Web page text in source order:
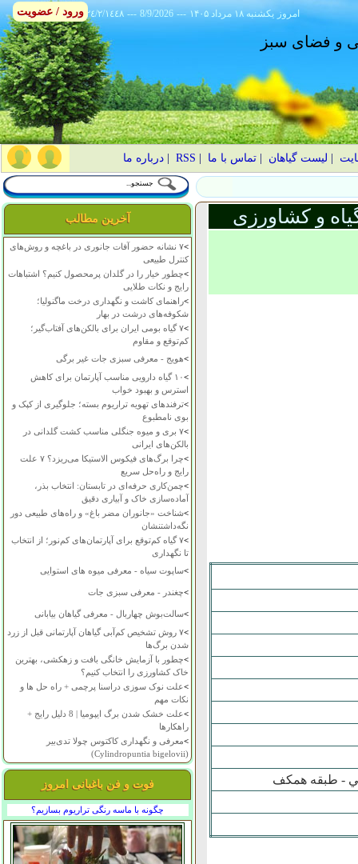
٢٤/٢/١٤٤٨ --- 8/9/2026 --- ۱۴۰۵ يکشنبه ۱۸ مرداد امروز
و فضای سبز
لیست گیاهان |تماس با ما RSS
|درباره ما
آخرین مطالب
>
۷ نشانه حضور آفات جانوری در باغچه و روش‌های
کنترل طبیعی
>چطور خیار را در گلدان پرمحصول کنیم؟ اشتباهات
رایج و نکات طلایی
>راهنمای کاشت و نگهداری درخت ماگنولیا؛
شکوفه‌های درشت در بهار
>
۷ گیاه بومی ایران برای بالکن‌های آفتاب‌گیر؛
کم‌توقع و مقاوم
>هویج - معرفی سبزی جات غیر برگی
>
۱۰ گیاه دارویی مناسب آپارتمان برای کاهش
استرس و بهبود خواب
>ترفندهای تهویه تراریوم بسته؛ جلوگیری از کپک و
بوی نامطبوع
>
۷ بری و میوه جنگلی مناسب کشت گلدانی در
بالکن‌های ایرانی
>
چرا برگ‌های فیکوس الاستیکا می‌ریزد؟ ۷ علت
رایج و راه‌حل سریع
>چمن‌کاری حرفه‌ای در تابستان: انتخاب بذر،
آماده‌سازی خاک و آبیاری دقیق
>شناخت «جانوران مضر باغ» و راه‌های طبیعی دور
نگه‌داشتنشان
>
۷ گیاه کم‌توقع برای آپارتمان‌های کم‌نور؛ از انتخاب
تا نگهداری
>ساپوت سیاه - معرفی میوه های استوایی
>چغندر - معرفی سبزی جات
>سالت‌بوش چهاربال - معرفی گیاهان بیابانی
>
۷ روش تشخیص کم‌آبی گیاهان آپارتمانی قبل از زرد
شدن برگ‌ها
>چطور با آزمایش خانگی بافت و زهکشی، بهترین
خاک کشاورزی را انتخاب کنیم؟
>علت نوک سوزی دراسنا پرچمی + راه حل ها و
نکات مهم
>
علت خشک شدن برگ ایپومیا | 8 دلیل رایج +
راهکارها
>معرفی و نگهداری کاکتوس چولا تدی‌بیر
(Cylindropuntia bigelovii)
فوت و فن باغبانی امروز
چگونه با ماسه رنگی تراریوم بسازیم؟
و کشاورزی
- طبقه همکف
ورود / عضویت